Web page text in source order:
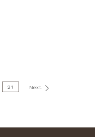
21 Next.